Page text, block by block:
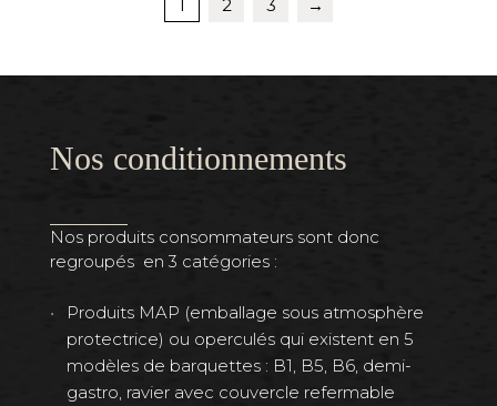
1 2 3 →
Nos conditionnements
Nos produits consommateurs sont donc
regroupés en 3 catégories :
Produits MAP (emballage sous atmosphère
protectrice) ou operculés qui existent en 5
modèles de barquettes : B1, B5, B6, demi-
gastro, ravier avec couvercle refermable